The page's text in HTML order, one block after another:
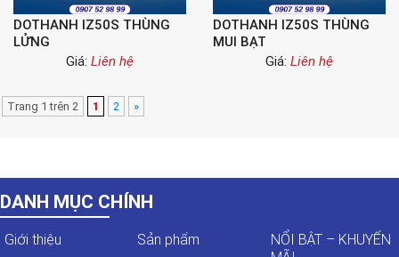
DOTHANH IZ50S THÙNG
LỬNG
Giá: Liên hệ
DOTHANH IZ50S THÙNG
MUI BẠT
Giá: Liên hệ
Trang 1 trên 2 1 2 »
DANH MỤC CHÍNH
Giới thiệu Sản phẩm
NỔI BẬT – KHUYẾN